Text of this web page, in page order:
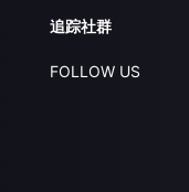
追踪社群
FOLLOW US